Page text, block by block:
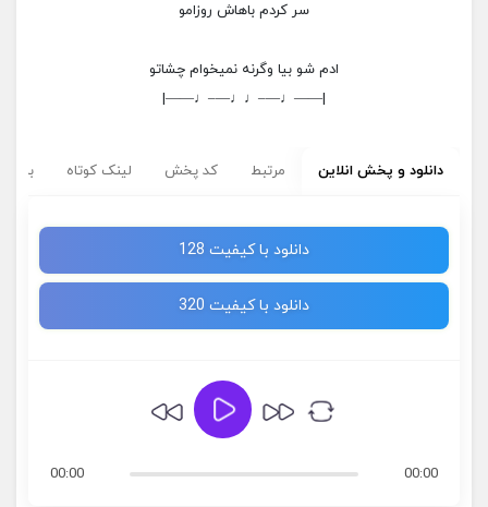
سر کردم باهاش روزامو
ادم شو بیا وگرنه نمیخوام چشاتو
|——♩—–♩♩—–♩——|
دانلود و پخش انلاین مرتبط کد پخش لینک کوتاه
دانلود با کیفیت 128
دانلود با کیفیت 320
00:00
00:00